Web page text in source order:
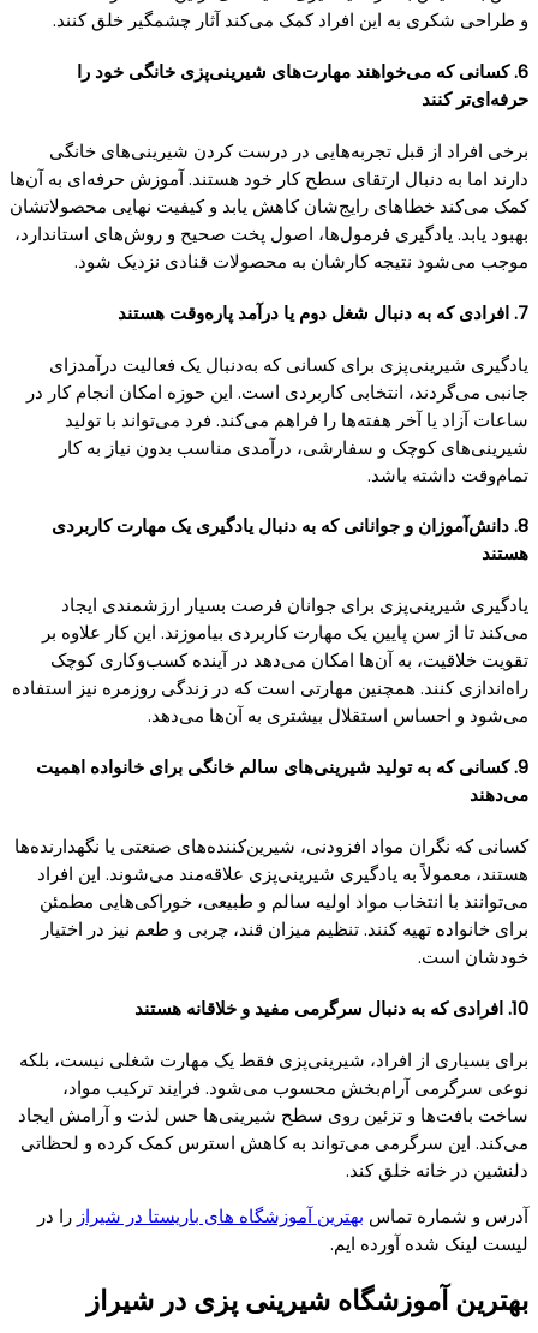
و طراحی شکری به این افراد کمک می‌کند آثار چشمگیر خلق کنند.
6. کسانی که می‌خواهند مهارت‌های شیرینی‌پزی خانگی خود را
حرفه‌ای‌تر کنند
برخی افراد از قبل تجربه‌هایی در درست کردن شیرینی‌های خانگی
دارند اما به دنبال ارتقای سطح کار خود هستند. آموزش حرفه‌ای به آن‌ها
کمک می‌کند خطاهای رایج‌شان کاهش یابد و کیفیت نهایی محصولاتشان
بهبود یابد. یادگیری فرمول‌ها، اصول پخت صحیح و روش‌های استاندارد،
موجب می‌شود نتیجه کارشان به محصولات قنادی نزدیک شود.
7. افرادی که به دنبال شغل دوم یا درآمد پاره‌وقت هستند
یادگیری شیرینی‌پزی برای کسانی که به‌دنبال یک فعالیت درآمدزای
جانبی می‌گردند، انتخابی کاربردی است. این حوزه امکان انجام کار در
ساعات آزاد یا آخر هفته‌ها را فراهم می‌کند. فرد می‌تواند با تولید
شیرینی‌های کوچک و سفارشی، درآمدی مناسب بدون نیاز به کار
تمام‌وقت داشته باشد.
8. دانش‌آموزان و جوانانی که به دنبال یادگیری یک مهارت کاربردی
هستند
یادگیری شیرینی‌پزی برای جوانان فرصت بسیار ارزشمندی ایجاد
می‌کند تا از سن پایین یک مهارت کاربردی بیاموزند. این کار علاوه بر
تقویت خلاقیت، به آن‌ها امکان می‌دهد در آینده کسب‌وکاری کوچک
راه‌اندازی کنند. همچنین مهارتی است که در زندگی روزمره نیز استفاده
می‌شود و احساس استقلال بیشتری به آن‌ها می‌دهد.
9. کسانی که به تولید شیرینی‌های سالم خانگی برای خانواده اهمیت
می‌دهند
کسانی که نگران مواد افزودنی، شیرین‌کننده‌های صنعتی یا نگهدارنده‌ها
هستند، معمولاً به یادگیری شیرینی‌پزی علاقه‌مند می‌شوند. این افراد
می‌توانند با انتخاب مواد اولیه سالم و طبیعی، خوراکی‌هایی مطمئن
برای خانواده تهیه کنند. تنظیم میزان قند، چربی و طعم نیز در اختیار
خودشان است.
10. افرادی که به دنبال سرگرمی مفید و خلاقانه هستند
برای بسیاری از افراد، شیرینی‌پزی فقط یک مهارت شغلی نیست، بلکه
نوعی سرگرمی آرام‌بخش محسوب می‌شود. فرایند ترکیب مواد،
ساخت بافت‌ها و تزئین روی سطح شیرینی‌ها حس لذت و آرامش ایجاد
می‌کند. این سرگرمی می‌تواند به کاهش استرس کمک کرده و لحظاتی
دلنشین در خانه خلق کند.
آدرس و شماره تماس بهترین آموزشگاه های باریستا در شیراز را در
لیست لینک شده آورده ایم.
بهترین آموزشگاه شیرینی پزی در شیراز